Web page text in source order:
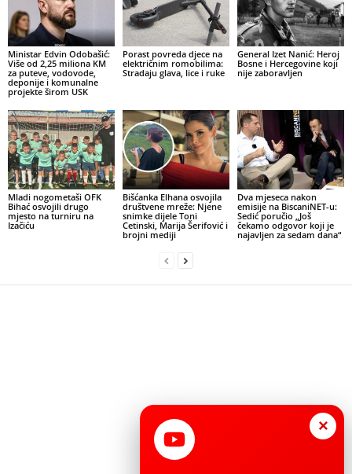
Ministar Edvin Odobašić:
Više od 2,25 miliona KM
za puteve, vodovode,
deponije i komunalne
projekte širom USK
Porast povreda djece na
električnim romobilima:
Stradaju glava, lice i ruke
General Izet Nanić: Heroj
Bosne i Hercegovine koji
nije zaboravljen
Mladi nogometaši OFK
Bihać osvojili drugo
mjesto na turniru na
Izačiću
Bišćanka Elhana osvojila
društvene mreže: Njene
snimke dijele Toni
Cetinski, Marija Šerifović i
brojni mediji
Dva mjeseca nakon
emisije na BiscaniNET-u:
Sedić poručio „Još
čekamo odgovor koji je
najavljen za sedam dana“
×